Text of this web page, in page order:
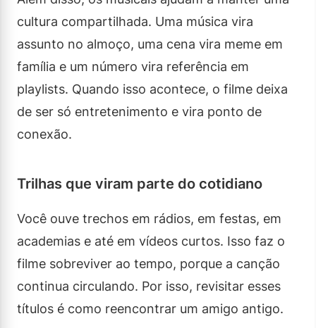
cultura compartilhada. Uma música vira
assunto no almoço, uma cena vira meme em
família e um número vira referência em
playlists. Quando isso acontece, o filme deixa
de ser só entretenimento e vira ponto de
conexão.
Trilhas que viram parte do cotidiano
Você ouve trechos em rádios, em festas, em
academias e até em vídeos curtos. Isso faz o
filme sobreviver ao tempo, porque a canção
continua circulando. Por isso, revisitar esses
títulos é como reencontrar um amigo antigo.